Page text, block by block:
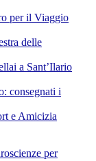
per il Viaggio
delle
a Sant’Ilario
consegnati i
e Amicizia
per